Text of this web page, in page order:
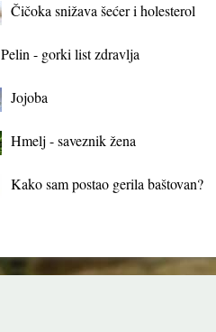
Čičoka snižava šećer i holesterol
Pelin - gorki list zdravlja
Jojoba
Hmelj - saveznik žena
Kako sam postao gerila baštovan?